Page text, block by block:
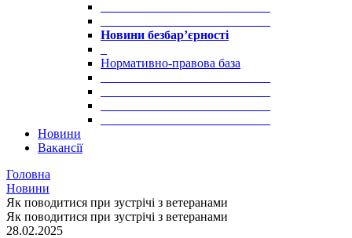
Новини безбар’єрності
Нормативно-правова база
Новини
Вакансії
Головна
Новини
Як поводитися при зустрічі з ветеранами
Як поводитися при зустрічі з ветеранами
28.02.2025